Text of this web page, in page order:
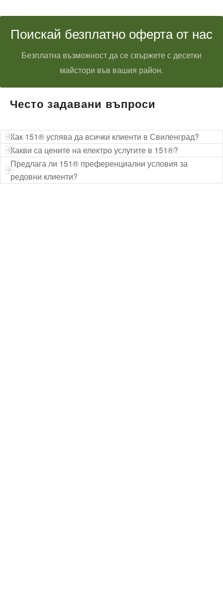
Поискай безплатно оферта от нас
Безплатна възможност да се свържете с десетки
майстори във вашия район.
Често задавани въпроси
Как 151® успява да всички клиенти в Свиленград?
Какви са цените на електро услугите в 151®?
Предлага ли 151® преференциални условия за
редовни клиенти?